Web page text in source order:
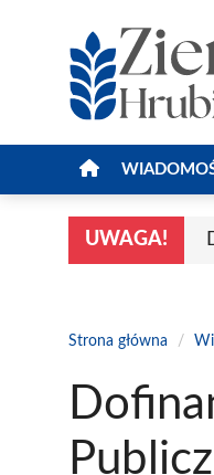
UWAGA!
Strona główna /